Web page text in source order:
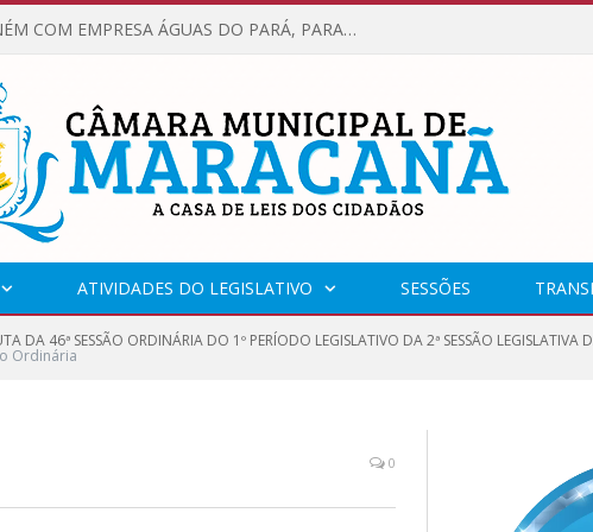
VEREADORES SE REUNÉM COM EMPRESA ÁGUAS DO PARÁ, PARA APRESENTAR REIVINDICAÇÕES E MELHORIAS NA QUALIDADE DOS SERVIÇOS OFERECIDOS Á POPULAÇÃO.
ATIVIDADES DO LEGISLATIVO SESSÕES
DA 46ª SESSÃO ORDINÁRIA DO 1º PERÍODO LEGISLATIVO DA 2ª SESSÃO LEGISLATIVA
Ordinária
0